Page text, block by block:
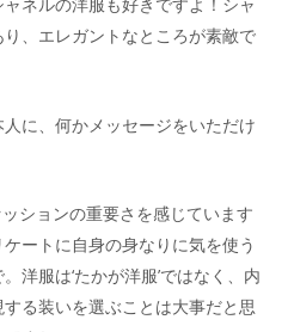
、エレガントなところが素敵で
に、何かメッセージをいただけ
ションの重要さを感じています
ートに自身の身なりに気を使う
洋服は‘たかが洋服’ではなく、内
る装いを選ぶことは大事だと思